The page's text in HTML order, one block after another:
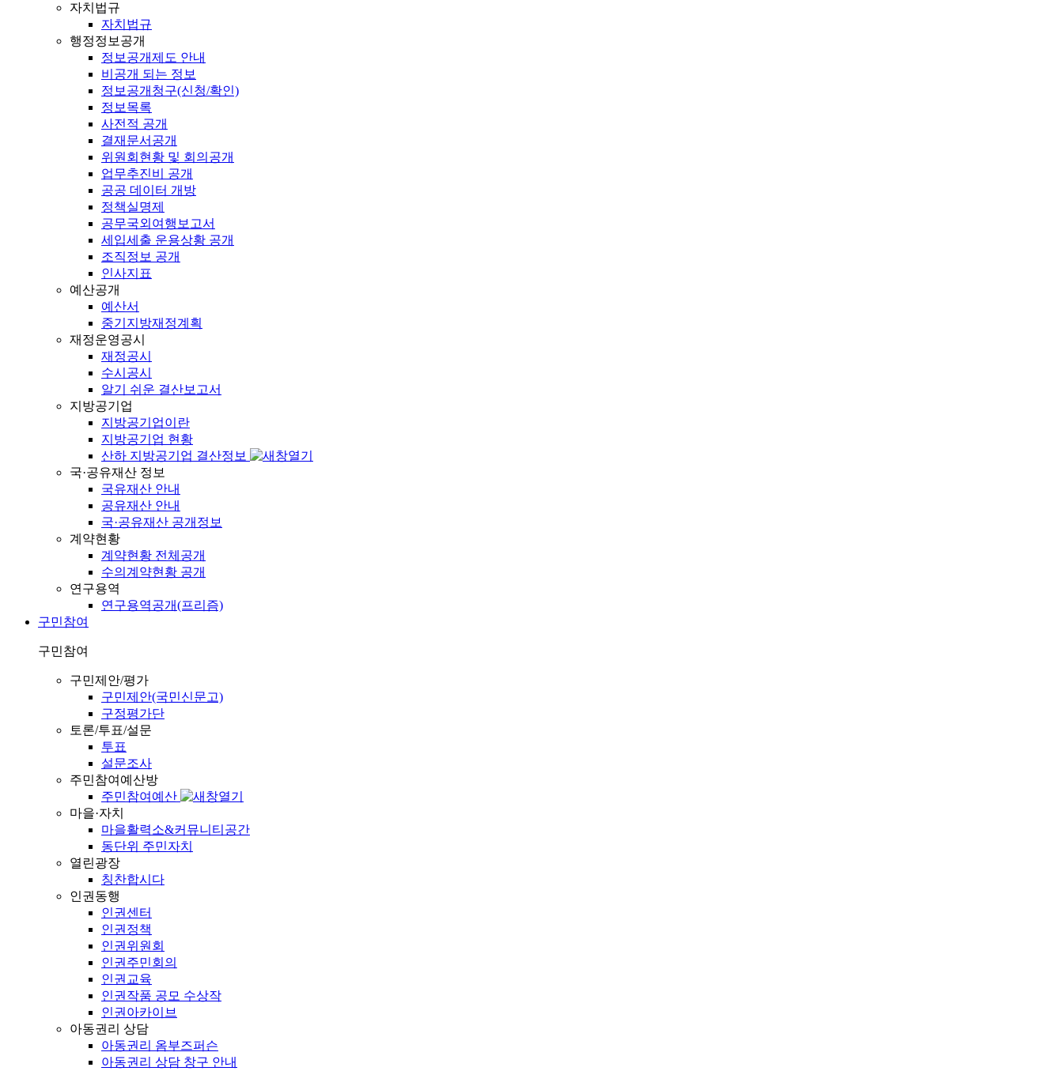
자치법규
자치법규
행정정보공개
정보공개제도 안내
비공개 되는 정보
정보공개청구(신청/확인)
정보목록
사전적 공개
결재문서공개
위원회현황 및 회의공개
업무추진비 공개
공공 데이터 개방
정책실명제
공무국외여행보고서
세입세출 운용상황 공개
조직정보 공개
인사지표
예산공개
예산서
중기지방재정계획
재정운영공시
재정공시
수시공시
알기 쉬운 결산보고서
지방공기업
지방공기업이란
지방공기업 현황
산하 지방공기업 결산정보
국·공유재산 정보
국유재산 안내
공유재산 안내
국·공유재산 공개정보
계약현황
계약현황 전체공개
수의계약현황 공개
연구용역
연구용역공개(프리즘)
구민참여
구민참여
구민제안/평가
구민제안(국민신문고)
구정평가단
토론/투표/설문
투표
설문조사
주민참여예산방
주민참여예산
마을·자치
마을활력소&커뮤니티공간
동단위 주민자치
열린광장
칭찬합시다
인권동행
인권센터
인권정책
인권위원회
인권주민회의
인권교육
인권작품 공모 수상작
인권아카이브
아동권리 상담
아동권리 옴부즈퍼슨
아동권리 상담 창구 안내